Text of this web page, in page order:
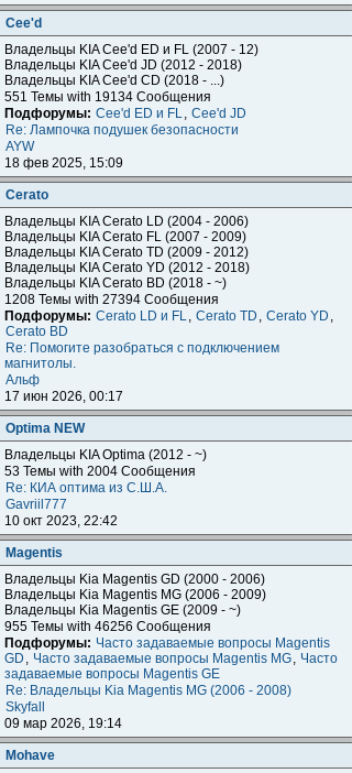
Cee'd
Владельцы KIA Cee'd ED и FL (2007 - 12)
Владельцы KIA Cee'd JD (2012 - 2018)
Владельцы KIA Cee'd CD (2018 - ...)
551 Темы with 19134 Сообщения
Подфорумы: Cee'd ED и FL, Cee'd JD
Re: Лампочка подушек безопасности
AYW
18 фев 2025, 15:09
Cerato
Владельцы KIA Cerato LD (2004 - 2006)
Владельцы KIA Cerato FL (2007 - 2009)
Владельцы KIA Cerato TD (2009 - 2012)
Владельцы KIA Cerato YD (2012 - 2018)
Владельцы KIA Cerato BD (2018 - ~)
1208 Темы with 27394 Сообщения
Подфорумы: Cerato LD и FL, Cerato TD , Cerato YD ,
Cerato BD
Re: Помогите разобраться с подключением
магнитолы.
Альф
17 июн 2026, 00:17
Optima NEW
Владельцы KIA Optima (2012 - ~)
53 Темы with 2004 Сообщения
Re: КИА оптима из С.Ш.А.
Gavriil777
10 окт 2023, 22:42
Magentis
Владельцы Kia Magentis GD (2000 - 2006)
Владельцы Kia Magentis MG (2006 - 2009)
Владельцы Kia Magentis GE (2009 - ~)
955 Темы with 46256 Сообщения
Подфорумы: Часто задаваемые вопросы Magentis
GD , Часто задаваемые вопросы Magentis MG, Часто
задаваемые вопросы Magentis GE
Re: Владельцы Kia Magentis MG (2006 - 2008)
Skyfall
09 мар 2026, 19:14
Mohave